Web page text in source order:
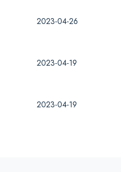
2023-04-26
2023-04-19
2023-04-19